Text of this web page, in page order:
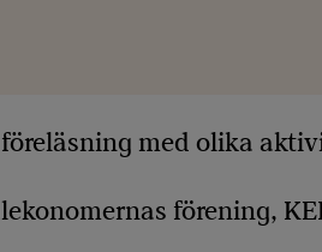
med olika
förening,